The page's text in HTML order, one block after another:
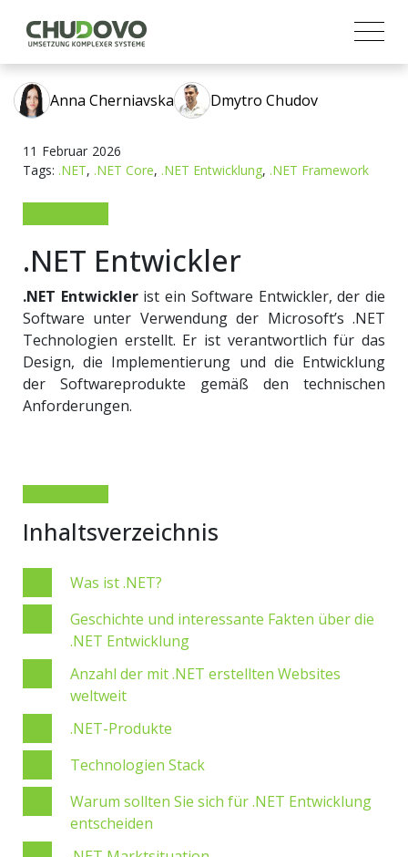
Anna Cherniavska Dmytro Chudov
11 Februar 2026
Tags: .NET, .NET Core, .NET Entwicklung, .NET Framework
.NET Entwickler
.NET Entwicklerist ein Software Entwickler, der die
Software unter Verwendung der Microsoft’s .NET
Technologien erstellt. Er ist verantwortlich für das
Design, die Implementierung und die Entwicklung
der Softwareprodukte gemäß den technischen
Anforderungen.
Inhaltsverzeichnis
Was ist .NET?
Geschichte und interessante Fakten über die
.NET Entwicklung
Anzahl der mit .NET erstellten Websites
weltweit
.NET-Produkte
Technologien Stack
Warum sollten Sie sich für .NET Entwicklung
entscheiden